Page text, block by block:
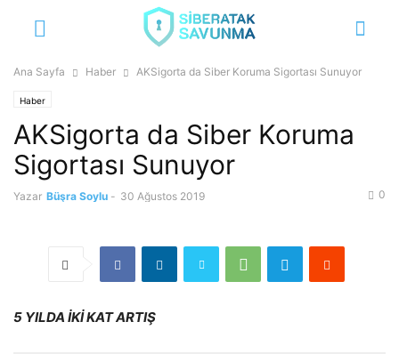
Ana Sayfa Haber AKSigorta da Siber Koruma Sigortası Sunuyor
Haber
AKSigorta da Siber Koruma
Sigortası Sunuyor
Yazar Büşra Soylu - 30 Ağustos 2019 0
5 YILDA İKİ KAT ARTIŞ